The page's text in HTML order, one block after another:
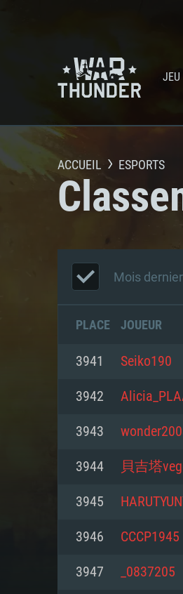
JEU
ACCUEIL ESPORTS
Mois dernier
PLACE JOUEUR
3941 Seiko190
3942
3943
3944 貝吉塔
3945
3946 CCCP1945
3947 _0837205